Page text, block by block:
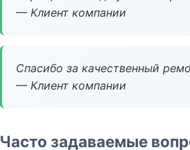
— Клиент компании
Спасибо за качественный
— Клиент компании
Часто задаваемые